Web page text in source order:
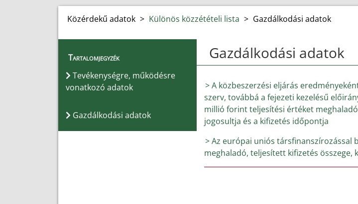
Közérdekű adatok > Különös közzétételi lista > Gazdálkodási adatok
Tartalomjegyzék
Tevékenységre, működésre
vonatkozó adatok
Gazdálkodási adatok
Gazdálkodási adatok
> A közbeszerzési eljárás
szerv, továbbá a fejezeti kezelésű
millió forint teljesítési értéket
jogosultja és a kifizetés időpontja
> Az európai uniós
meghaladó, teljesített kifizetés összege,